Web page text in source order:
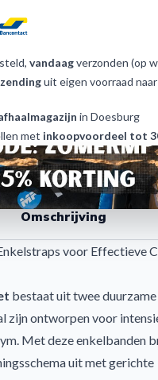
vandaagverzonden (op
uit eigen voorraad naar
in Doesburg
met inkoopvoordeel tot
– onze klanten waarderen
Omschrijving
voor Effectieve
bestaat uit twee
zijn ontworpen voor
Met deze enkelbanden
uit met gerichte